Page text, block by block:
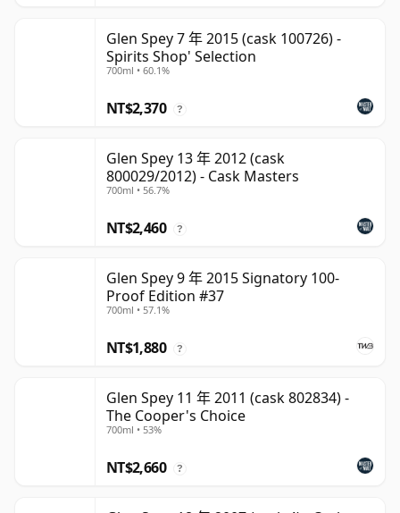
Glen Spey 7 年 2015 (cask 100726) -
Spirits Shop' Selection
700ml • 60.1%
NT$2,370 ?
Glen Spey 13 年 2012 (cask
800029/2012) - Cask Masters
700ml • 56.7%
NT$2,460 ?
Glen Spey 9 年 2015 Signatory 100-
Proof Edition #37
700ml • 57.1%
NT$1,880 ?
Glen Spey 11 年 2011 (cask 802834) -
The Cooper's Choice
700ml • 53%
NT$2,660 ?